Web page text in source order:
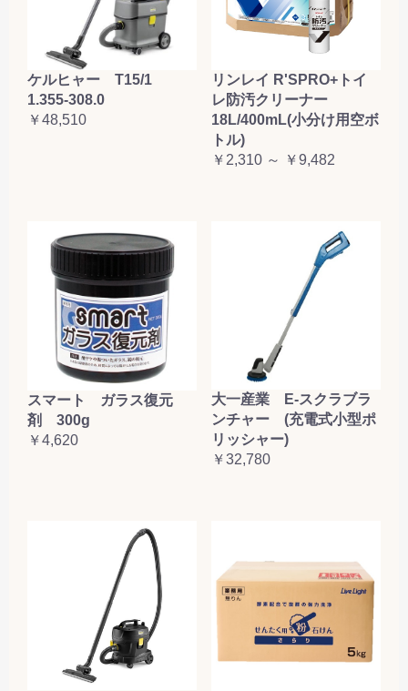
ケルヒャー T15/1
1.355-308.0
￥48,510
リンレイ R'SPRO+トイ
レ防汚クリーナー
18L/400mL(小分け用空ボ
トル)
￥2,310 ～ ￥9,482
スマート ガラス復元
剤 300g
￥4,620
大一産業 E-スクラブラ
ンチャー (充電式小型ポ
リッシャー)
￥32,780